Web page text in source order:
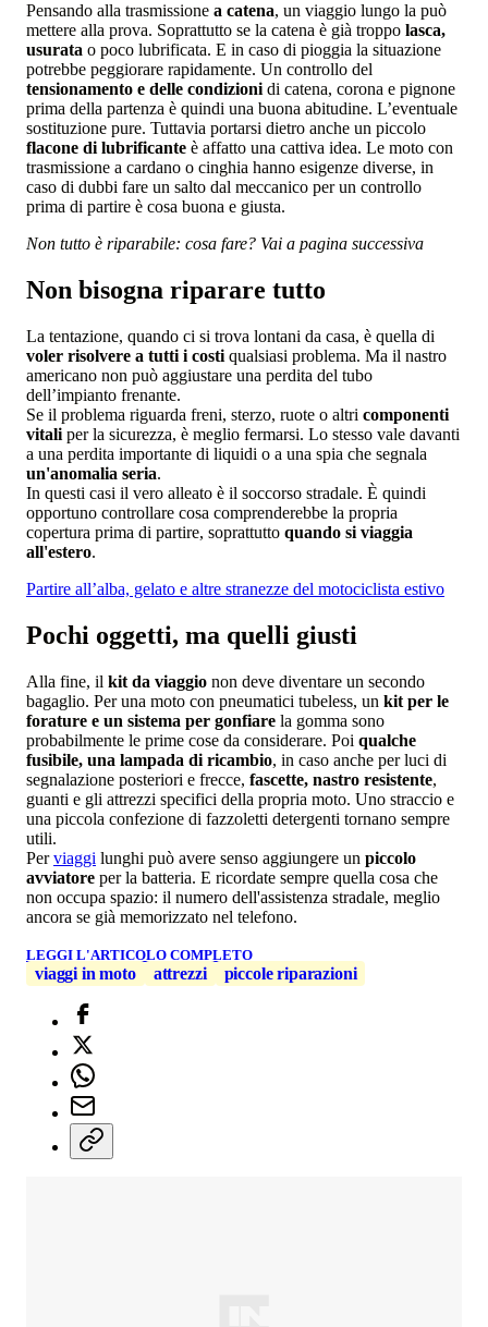
Pensando alla trasmissione a catena, un viaggio lungo la può
mettere alla prova. Soprattutto se la catena è già troppo lasca,
usurata o poco lubrificata. E in caso di pioggia la situazione
potrebbe peggiorare rapidamente. Un controllo del
tensionamento e delle condizioni di catena, corona e pignone
prima della partenza è quindi una buona abitudine. L’eventuale
sostituzione pure. Tuttavia portarsi dietro anche un piccolo
flacone di lubrificante è affatto una cattiva idea. Le moto con
trasmissione a cardano o cinghia hanno esigenze diverse, in
caso di dubbi fare un salto dal meccanico per un controllo
prima di partire è cosa buona e giusta.
Non tutto è riparabile: cosa fare? Vai a pagina successiva
Non bisogna riparare tutto
La tentazione, quando ci si trova lontani da casa, è quella di
voler risolvere a tutti i costi qualsiasi problema. Ma il nastro
americano non può aggiustare una perdita del tubo
dell’impianto frenante.
Se il problema riguarda freni, sterzo, ruote o altri componenti
vitali per la sicurezza, è meglio fermarsi. Lo stesso vale davanti
a una perdita importante di liquidi o a una spia che segnala
un'anomalia seria.
In questi casi il vero alleato è il soccorso stradale. È quindi
opportuno controllare cosa comprenderebbe la propria
copertura prima di partire, soprattutto quando si viaggia
all'estero.
Partire all’alba, gelato e altre stranezze del motociclista estivo
Pochi oggetti, ma quelli giusti
Alla fine, il kit da viaggio non deve diventare un secondo
bagaglio. Per una moto con pneumatici tubeless, un kit per le
forature e un sistema per gonfiare la gomma sono
probabilmente le prime cose da considerare. Poi qualche
fusibile, una lampada di ricambio, in caso anche per luci di
segnalazione posteriori e frecce, fascette, nastro resistente,
guanti e gli attrezzi specifici della propria moto. Uno straccio e
una piccola confezione di fazzoletti detergenti tornano sempre
utili.
Perviaggi lunghi può avere senso aggiungere un piccolo
avviatore per la batteria. E ricordate sempre quella cosa che
non occupa spazio: il numero dell'assistenza stradale, meglio
ancora se già memorizzato nel telefono.
LEGGI L'ARTICOLO COMPLETO
viaggi in moto attrezzi piccole riparazioni